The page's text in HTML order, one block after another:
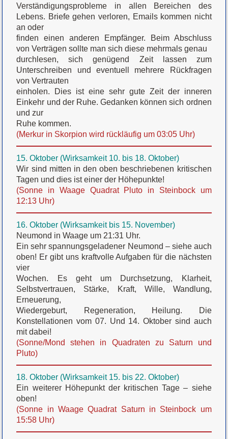
Verständigungsprobleme in allen Bereichen des
Lebens. Briefe gehen verloren, Emails kommen nicht
an oder
finden einen anderen Empfänger. Beim Abschluss
von Verträgen sollte man sich diese mehrmals genau
durchlesen, sich genügend Zeit lassen zum
Unterschreiben und eventuell mehrere Rückfragen
von Vertrauten
einholen. Dies ist eine sehr gute Zeit der inneren
Einkehr und der Ruhe. Gedanken können sich ordnen
und zur
Ruhe kommen.
(Merkur in Skorpion wird rückläufig um 03:05 Uhr)
15. Oktober (Wirksamkeit 10. bis 18. Oktober)
Wir sind mitten in den oben beschriebenen kritischen
Tagen und dies ist einer der Höhepunkte!
(Sonne in Waage Quadrat Pluto in Steinbock um
12:13 Uhr)
16. Oktober (Wirksamkeit bis 15. November)
Neumond in Waage um 21:31 Uhr.
Ein sehr spannungsgeladener Neumond – siehe auch
oben! Er gibt uns kraftvolle Aufgaben für die nächsten
vier
Wochen. Es geht um Durchsetzung, Klarheit,
Selbstvertrauen, Stärke, Kraft, Wille, Wandlung,
Erneuerung,
Wiedergeburt, Regeneration, Heilung. Die
Konstellationen vom 07. Und 14. Oktober sind auch
mit dabei!
(Sonne/Mond stehen in Quadraten zu Saturn und
Pluto)
18. Oktober (Wirksamkeit 15. bis 22. Oktober)
Ein weiterer Höhepunkt der kritischen Tage – siehe
oben!
(Sonne in Waage Quadrat Saturn in Steinbock um
15:58 Uhr)